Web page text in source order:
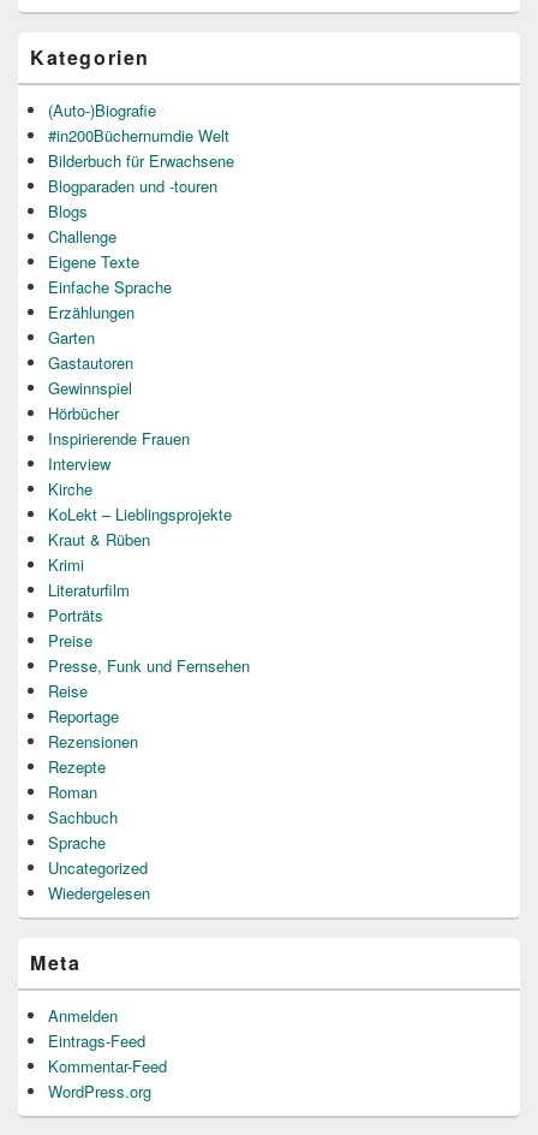
Kategorien
(Auto-)Biografie
#in200Büchernumdie Welt
Bilderbuch für Erwachsene
Blogparaden und -touren
Blogs
Challenge
Eigene Texte
Einfache Sprache
Erzählungen
Garten
Gastautoren
Gewinnspiel
Hörbücher
Inspirierende Frauen
Interview
Kirche
KoLekt – Lieblingsprojekte
Kraut & Rüben
Krimi
Literaturfilm
Porträts
Preise
Presse, Funk und Fernsehen
Reise
Reportage
Rezensionen
Rezepte
Roman
Sachbuch
Sprache
Uncategorized
Wiedergelesen
Meta
Anmelden
Eintrags-Feed
Kommentar-Feed
WordPress.org